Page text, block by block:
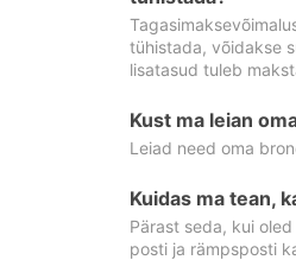
tühistada, võidakse
lisatasud tuleb
Kust ma leian
Leiad need oma
Kuidas ma tean,
Pärast seda, kui
posti ja rämpsposti